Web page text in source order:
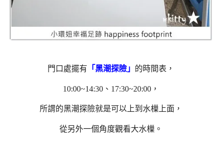
門口處擺有 「黑潮探險」 的時間表，
10:00~14:30、17:30~20:00，
所謂的黑潮探險就是可以上到水樔上面，
從另外一個角度觀看大水樔。